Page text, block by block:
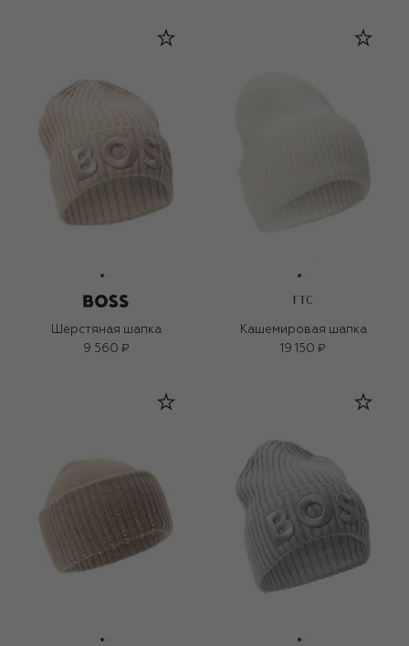
Шерстяная шапка
9 560 ₽
FTC
Кашемировая шапка
19 150 ₽